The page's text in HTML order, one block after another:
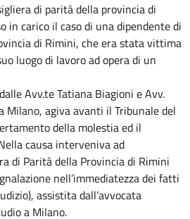
di parità della provincia di
in carico il caso di una dipendente di
di Rimini, che era stata vittima
luogo di lavoro ad opera di un
Avv.te Tatiana Biagioni e Avv.
Milano, agiva avanti il Tribunale del
della molestia ed il
causa interveniva ad
di Parità della Provincia di Rimini
nell’immediatezza dei fatti
assistita dall’avvocata
a Milano.